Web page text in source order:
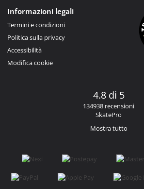
Informazioni legali
Termini e condizioni
Politica sulla privacy
Accessibilità
Modifica cookie
4.8 di 5
134938 recensioni
SkatePro
Mostra tutto